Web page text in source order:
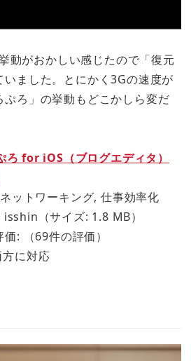
動がおかしい感じたので「復元
いました。とにかく3Gの速度が
ぷろ」の挙動もどこかしら変だ
ろ for iOS（ブログエディタ）
ットワーキング, 仕事効率化
（サイズ: 1.8 MB）
価:
（69件の評価）
に対応